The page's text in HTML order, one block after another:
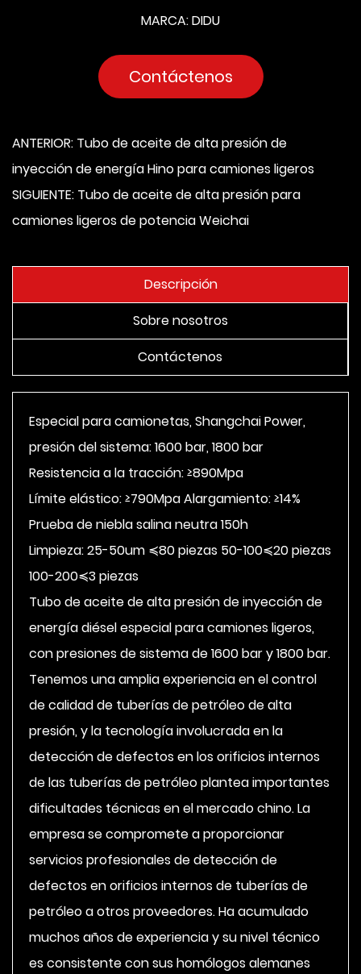
MARCA: DIDU
Contáctenos
ANTERIOR: Tubo de aceite de alta presión de
inyección de energía Hino para camiones ligeros
SIGUIENTE: Tubo de aceite de alta presión para
camiones ligeros de potencia Weichai
Descripción
Sobre nosotros
Contáctenos
Especial para camionetas, Shangchai Power,
presión del sistema: 1600 bar, 1800 bar
Resistencia a la tracción: ≥890Mpa
Límite elástico: ≥790Mpa Alargamiento: ≥14%
Prueba de niebla salina neutra 150h
Limpieza: 25-50um ≼80 piezas 50-100≼20 piezas
100-200≼3 piezas
Tubo de aceite de alta presión de inyección de
energía diésel especial para camiones ligeros,
con presiones de sistema de 1600 bar y 1800 bar.
Tenemos una amplia experiencia en el control
de calidad de tuberías de petróleo de alta
presión, y la tecnología involucrada en la
detección de defectos en los orificios internos
de las tuberías de petróleo plantea importantes
dificultades técnicas en el mercado chino. La
empresa se compromete a proporcionar
servicios profesionales de detección de
defectos en orificios internos de tuberías de
petróleo a otros proveedores. Ha acumulado
muchos años de experiencia y su nivel técnico
es consistente con sus homólogos alemanes